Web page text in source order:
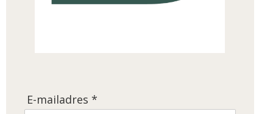
E-mailadres *